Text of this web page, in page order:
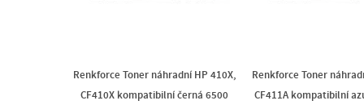
Renkforce Toner náhradní HP 410X,
CF410X kompatibilní černá 6500
Renkforce Toner
CF411A kompatibilní